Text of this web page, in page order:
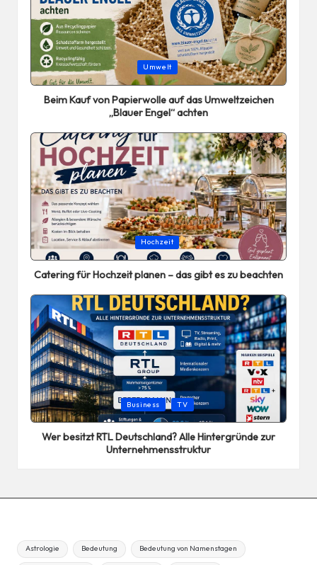
Posted
in
Umwelt
Beim Kauf von Papierwolle auf das Umweltzeichen
„Blauer Engel“ achten
Posted
in
Hochzeit
Catering für Hochzeit planen – das gibt es zu beachten
Posted
in
Business TV
Wer besitzt RTL Deutschland? Alle Hintergründe zur
Unternehmensstruktur
Astrologie Bedeutung Bedeutung von Namenstagen